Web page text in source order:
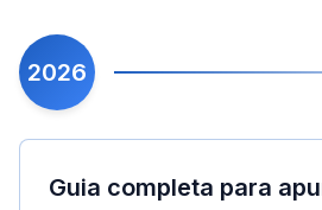
2026
Guia completa para